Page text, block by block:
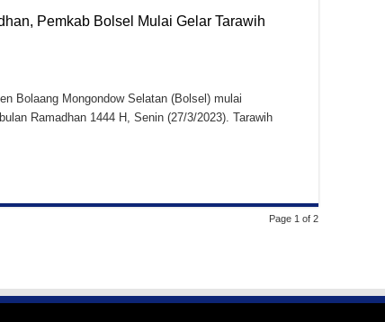
Pemkab Bolsel Mulai Gelar Tarawih
Bolaang Mongondow Selatan (Bolsel) mulai
Ramadhan 1444 H, Senin (27/3/2023). Tarawih
Page 1 of 2